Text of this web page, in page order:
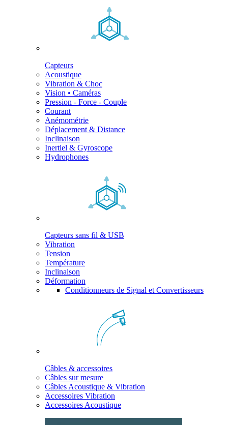
Capteurs
Acoustique
Vibration & Choc
Vision • Caméras
Pression - Force - Couple
Courant
Anémométrie
Déplacement & Distance
Inclinaison
Inertiel & Gyroscope
Hydrophones
Capteurs sans fil & USB
Vibration
Tension
Température
Inclinaison
Déformation
Conditionneurs de Signal et Convertisseurs
Câbles & accessoires
Câbles sur mesure
Câbles Acoustique & Vibration
Accessoires Vibration
Accessoires Acoustique